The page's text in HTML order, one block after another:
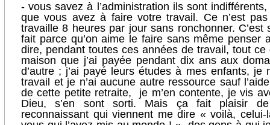
- vous savez à l’administration ils sont
que vous avez à faire votre travail. Ce n’est
travaille 8 heures par jour sans ronchonner. C’est
fait parce qu’on aime le faire sans même penser
dire, pendant toutes ces années de travail, tout ce
maison que j’ai payée pendant dix ans aux
d’autre ; j’ai payé leurs études à mes enfants, je
travail et je n’ai aucune autre ressource sauf
de cette petite retraite, je m’en contente, je vis
Dieu, s’en sont sorti. Mais ça fait plaisir
reconnaissant qui viennent me dire « voilà, celui-